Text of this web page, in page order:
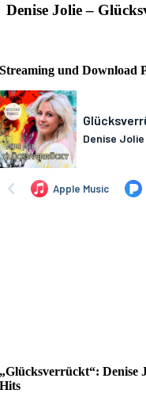
Denise Jolie –
Streaming und Download
„Glücksverrückt“: Denise
Hits